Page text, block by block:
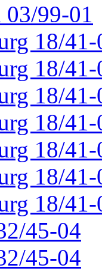
99-01
18/41-
18/41-
18/41-
18/41-
18/41-
18/41-
18/41-
45-04
45-04